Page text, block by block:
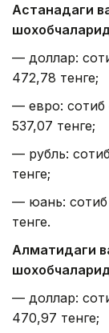
Астанадаги
— доллар:
472,78 тенге;
— евро:
537,07 тенге;
— рубль:
тенге;
— юань:
тенге.
Алматидаги
— доллар:
470,97 тенге;